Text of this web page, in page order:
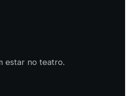
estar no teatro.